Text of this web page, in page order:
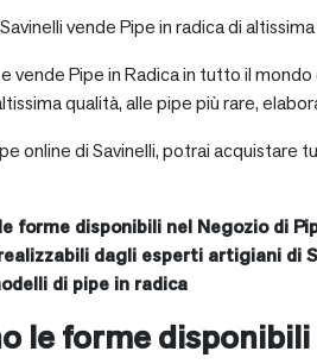
vende Pipe in radica di
vende Pipe in Radica in tutto il
qualità, alle pipe più rare,
online di Savinelli, potrai acquistare
forme disponibili nel Negozio di
dagli esperti artigiani di
di pipe in radica
le forme